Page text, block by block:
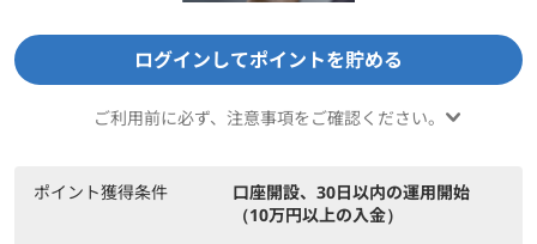
ログインしてポイントを貯める
ご利用前に必ず、注意事項をご確認ください。
ポイント獲得条件
口座開設、30日以内の運用開始
（10万円以上の入金）